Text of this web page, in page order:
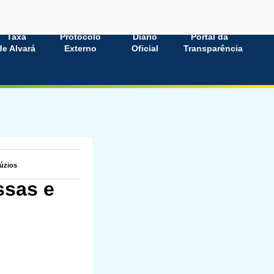
Taxa
Alvará
Protocolo
Externo
Diário
Oficial
Portal da
Transparência
e